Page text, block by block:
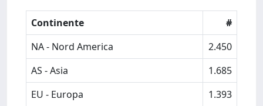
Continente
#
NA - Nord America
2.450
AS - Asia
1.685
EU - Europa
1.393